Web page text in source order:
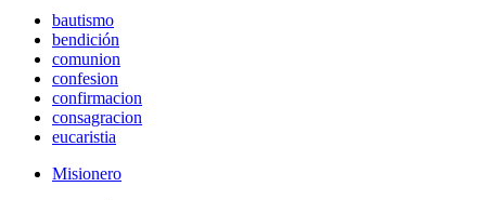
bautismo
bendición
comunion
confesion
confirmacion
consagracion
eucaristia
Misionero